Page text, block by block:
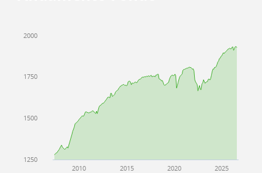
2010 2015 2020 2025
1250
1500
1750
2000